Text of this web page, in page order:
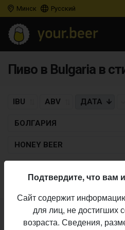
Минск Русский
Пиво в Bulgaria в
IBU ABV ДАТА
БОЛГАРИЯ
HONEY BEER
Не нашли ваш бар или
Подтвердите, что вам
Сайт содержит
для лиц, не достигших
возраста. Сведения,